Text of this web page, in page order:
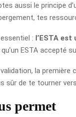
aussi le principe
tes
: l’ESTA
ESTA accepté
la
sûr de te tourner
permet